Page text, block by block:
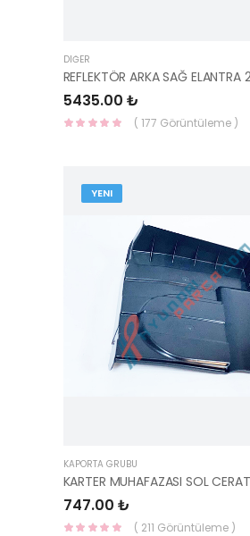
DIĞER
5435.00 ₺
( 177 Görüntüleme )
YENI
KAPORTA GRUBU
747.00 ₺
( 211 Görüntüleme )